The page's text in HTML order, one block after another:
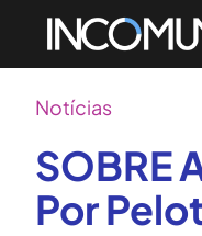
Notícias
SOBRE
Por